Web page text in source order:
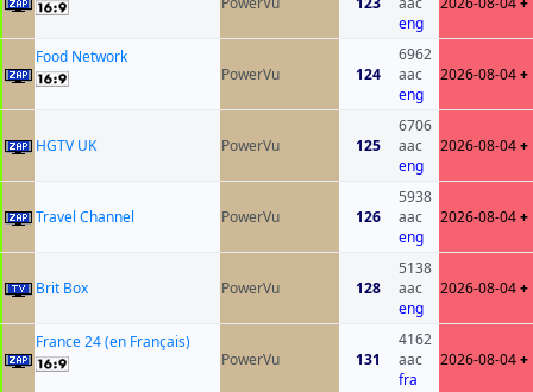
eng
Food Network
PowerVu
124
6962
aac
eng
2026-08-04+
HGTV UK PowerVu 125
6706
aac
eng
2026-08-04+
Travel Channel PowerVu 126
5938
aac
eng
2026-08-04+
Brit Box PowerVu 128
5138
aac
eng
2026-08-04+
France 24 (en Français)
PowerVu
131
4162
aac
fra
2026-08-04+